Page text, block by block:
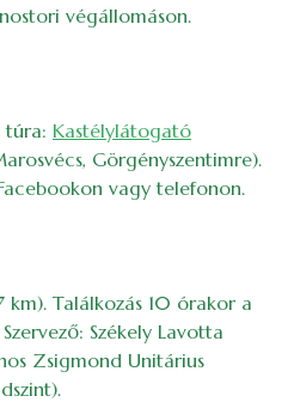
végállomáson.
túra: Kastélylátogató
Görgényszentimre).
vagy telefonon.
km). Találkozás 10 órakor a
Székely Lavotta
Zsigmond Unitárius